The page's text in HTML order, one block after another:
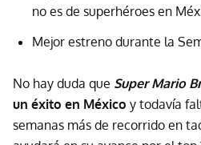
no es de superhéroes en
Mejor estreno durante la
No hay duda que Super Mario
un éxito en México y todavía
semanas más de recorrido en